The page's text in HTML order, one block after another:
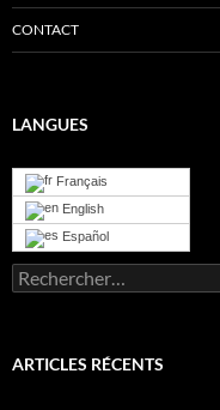
CONTACT
LANGUES
Français
English
Español
Rechercher :
ARTICLES RÉCENTS